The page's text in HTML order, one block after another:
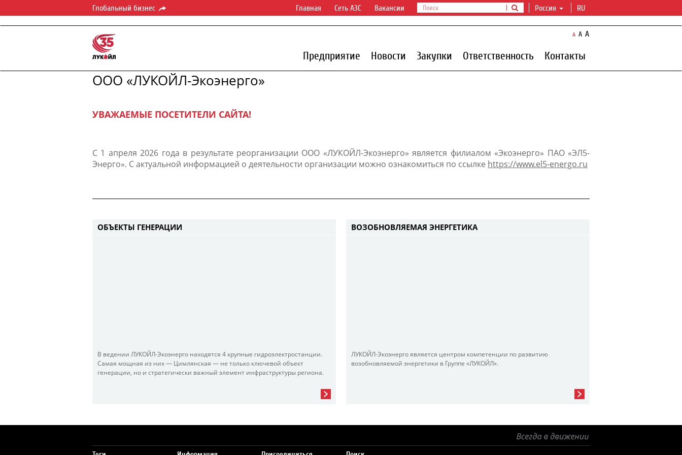
Глобальный бизнес Россия RU
Главная Сеть АЗС Вакансии
A A A
Предприятие Новости Закупки Ответственность Контакты
ООО «ЛУКОЙЛ-Экоэнерго»
УВАЖАЕМЫЕ ПОСЕТИТЕЛИ САЙТА!
С 1 апреля 2026 года в результате реорганизации ООО «ЛУКОЙЛ-Экоэнерго» является филиалом «Экоэнерго» ПАО «ЭЛ5-
Энерго». С актуальной информацией о деятельности организации можно ознакомиться по ссылке https://www.el5-energo.ru
ОБЪЕКТЫ ГЕНЕРАЦИИ
В ведении ЛУКОЙЛ-Экоэнерго находятся 4 крупные гидроэлектростанции.
Самая мощная из них — Цимлянская — не только ключевой объект
генерации, но и стратегически важный элемент инфраструктуры региона.
ВОЗОБНОВЛЯЕМАЯ ЭНЕРГЕТИКА
ЛУКОЙЛ-Экоэнерго является центром компетенции по развитию
возобновляемой энергетики в Группе «ЛУКОЙЛ».